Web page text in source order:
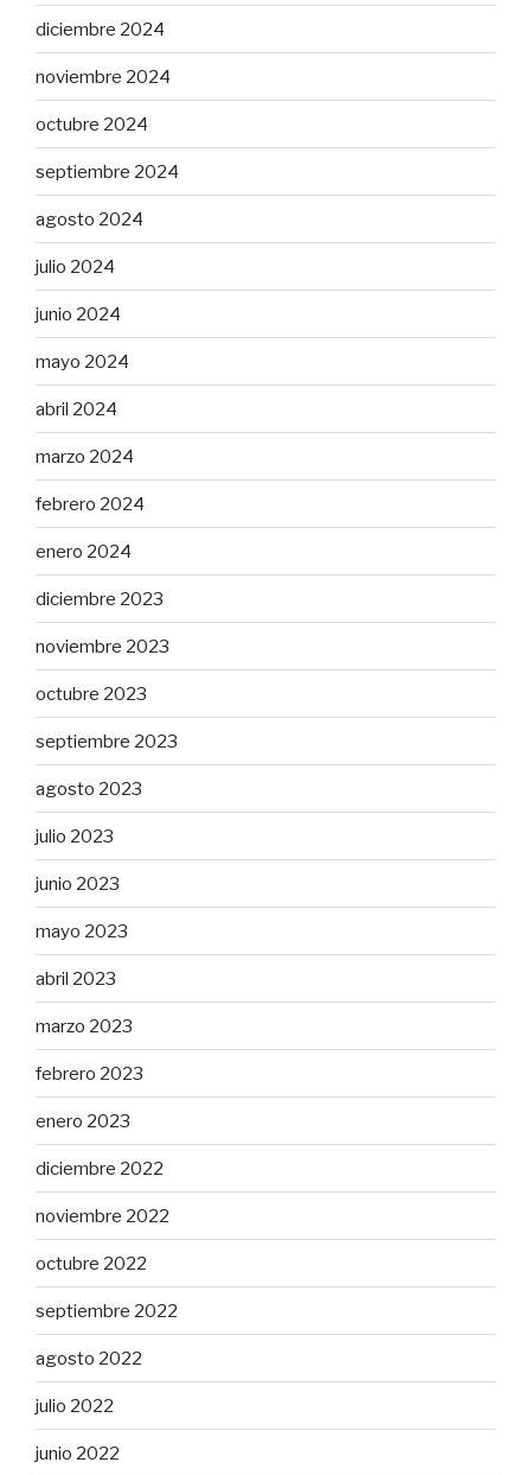
diciembre 2024
noviembre 2024
octubre 2024
septiembre 2024
agosto 2024
julio 2024
junio 2024
mayo 2024
abril 2024
marzo 2024
febrero 2024
enero 2024
diciembre 2023
noviembre 2023
octubre 2023
septiembre 2023
agosto 2023
julio 2023
junio 2023
mayo 2023
abril 2023
marzo 2023
febrero 2023
enero 2023
diciembre 2022
noviembre 2022
octubre 2022
septiembre 2022
agosto 2022
julio 2022
junio 2022